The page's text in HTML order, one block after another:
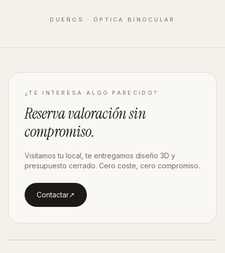
DUEÑOS · ÓPTICA BINOCULAR
¿TE INTERESA ALGO PARECIDO?
Reserva valoraciónsin
compromiso.
Visitamos tu local, te entregamos diseño 3D y
presupuesto cerrado. Cero coste, cero compromiso.
Contactar↗︎